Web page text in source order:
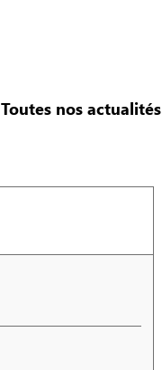
Toutes nos actualités